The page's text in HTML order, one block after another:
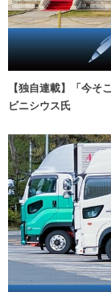
【独自連載】「今
ビニシウス氏